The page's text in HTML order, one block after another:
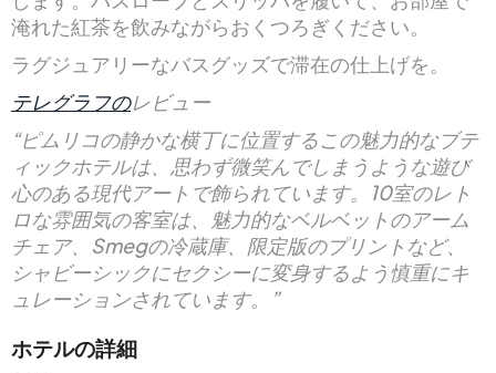
淹れた紅茶を飲みながらおくつろぎください。
ラグジュアリーなバスグッズで滞在の仕上げを。
テレグラフのレビュー
“ピムリコの静かな横丁に位置するこの魅力的なブテ
ィックホテルは、思わず微笑んでしまうような遊び
心のある現代アートで飾られています。10室のレト
ロな雰囲気の客室は、魅力的なベルベットのアーム
チェア、Smegの冷蔵庫、限定版のプリントなど、
シャビーシックにセクシーに変身するよう慎重にキ
ュレーションされています。”
ホテルの詳細